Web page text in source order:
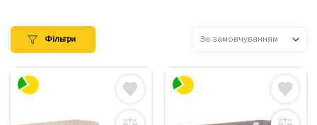
Фільтри За замовчуванням